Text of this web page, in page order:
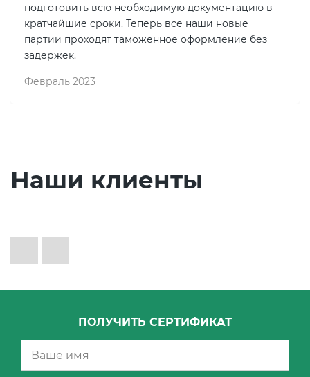
подготовить всю необходимую документацию в
кратчайшие сроки. Теперь все наши новые
партии проходят таможенное оформление без
задержек.
Февраль 2023
Наши клиенты
ПОЛУЧИТЬ СЕРТИФИКАТ